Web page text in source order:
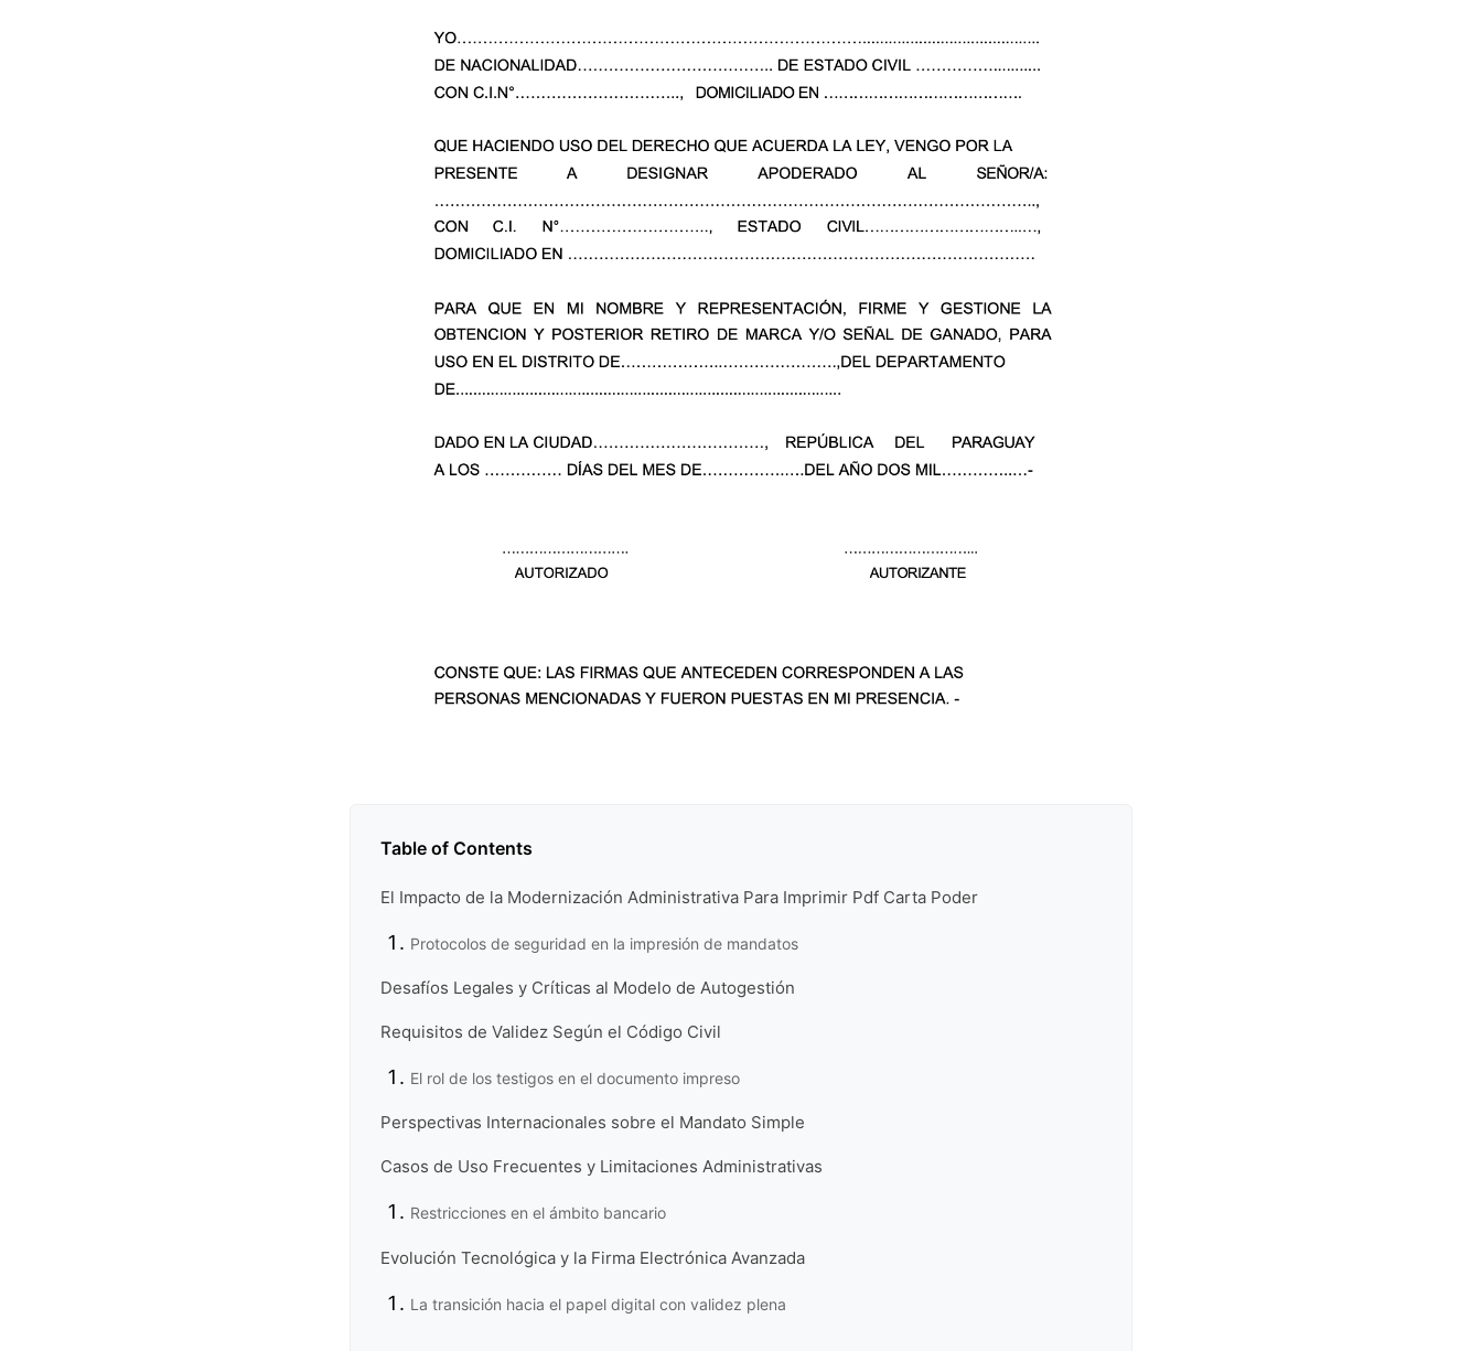
Table of Contents
El Impacto de la Modernización Administrativa Para Imprimir Pdf Carta Poder
Protocolos de seguridad en la impresión de mandatos
Desafíos Legales y Críticas al Modelo de Autogestión
Requisitos de Validez Según el Código Civil
El rol de los testigos en el documento impreso
Perspectivas Internacionales sobre el Mandato Simple
Casos de Uso Frecuentes y Limitaciones Administrativas
Restricciones en el ámbito bancario
Evolución Tecnológica y la Firma Electrónica Avanzada
La transición hacia el papel digital con validez plena